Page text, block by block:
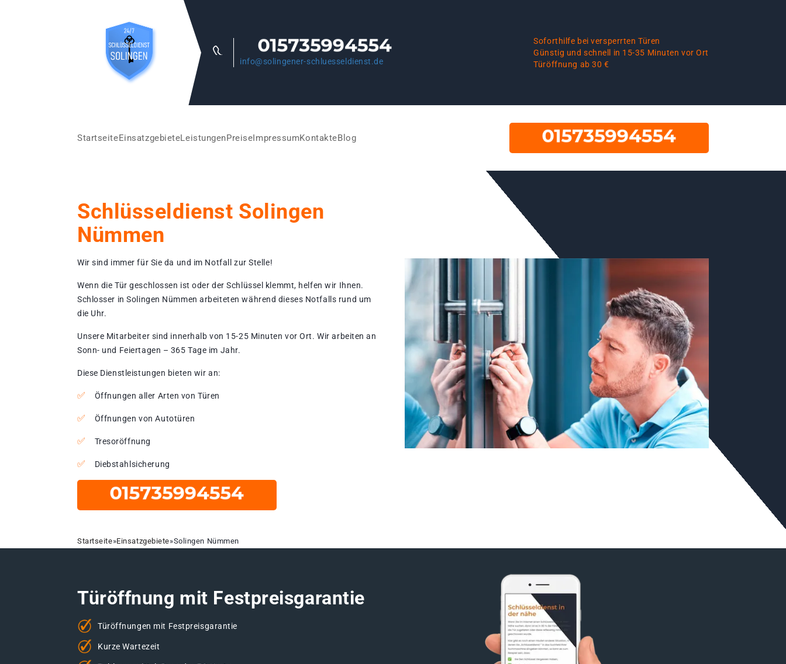
info@solingener-schluesseldienst.de
Soforthilfe bei versperrten Türen
Günstig und schnell in 15-35 Minuten vor Ort
Türöffnung ab 30 €
StartseiteEinsatzgebieteLeistungenPreiseImpressumKontakteBlog
Schlüsseldienst Solingen
Nümmen
Wir sind immer für Sie da und im Notfall zur Stelle!
Wenn die Tür geschlossen ist oder der Schlüssel klemmt, helfen wir Ihnen.
Schlosser in Solingen Nümmen arbeiteten während dieses Notfalls rund um
die Uhr.
Unsere Mitarbeiter sind innerhalb von 15-25 Minuten vor Ort. Wir arbeiten an
Sonn- und Feiertagen – 365 Tage im Jahr.
Diese Dienstleistungen bieten wir an:
Öffnungen aller Arten von Türen
Öffnungen von Autotüren
Tresoröffnung
Diebstahlsicherung
Startseite»Einsatzgebiete»Solingen Nümmen
Türöffnung mit Festpreisgarantie
Türöffnungen mit Festpreisgarantie
Kurze Wartezeit